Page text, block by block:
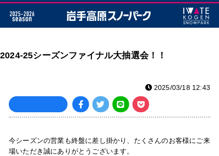
2024-25シーズンファイナル大抽選会！！
2025/03/18 12:43
今シーズンの営業も終盤に差し掛かり、たくさんのお客様にご来
場いただき誠にありがとうございます。